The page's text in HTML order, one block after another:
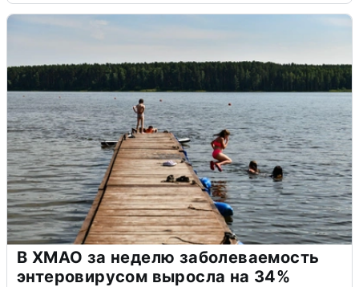
В ХМАО за неделю заболеваемость
энтеровирусом выросла на 34%